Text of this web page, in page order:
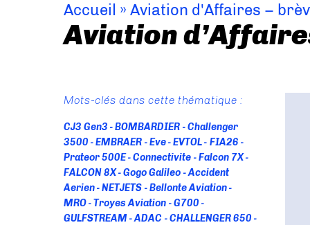
Accueil » Aviation d'Affaires –
Aviation
Mots-clés dans cette thématique :
CJ3 Gen3 BOMBARDIER
Challenger
3500
EMBRAER Eve EVTOL
FIA26
Prateor 500E
Connectivite
Falcon 7X
FALCON 8X
Gogo Galileo
Accident
Aerien
NETJETS
Bellonte Aviation
MRO
Troyes Aviation
G700
GULFSTREAM
ADAC
CHALLENGER 650